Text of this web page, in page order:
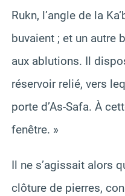
Rukn, l’angle de la
buvaient ; et un autre
aux ablutions. Il
réservoir relié, vers
porte d’As-Safa. À
fenêtre. »
Il ne s’agissait alors
clôture de pierres,